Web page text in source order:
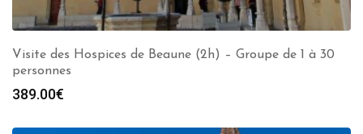
Visite des Hospices de Beaune (2h) – Groupe de 1 à 30
personnes
389.00€